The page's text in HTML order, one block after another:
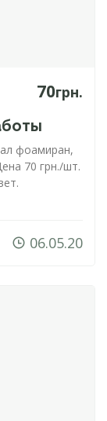
70грн.
фоамиран,
70 грн./шт.
06.05.20